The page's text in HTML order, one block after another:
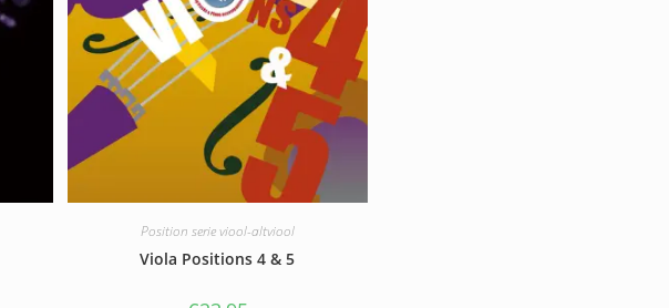
Position serie viool-altviool
Viola Positions 4 & 5